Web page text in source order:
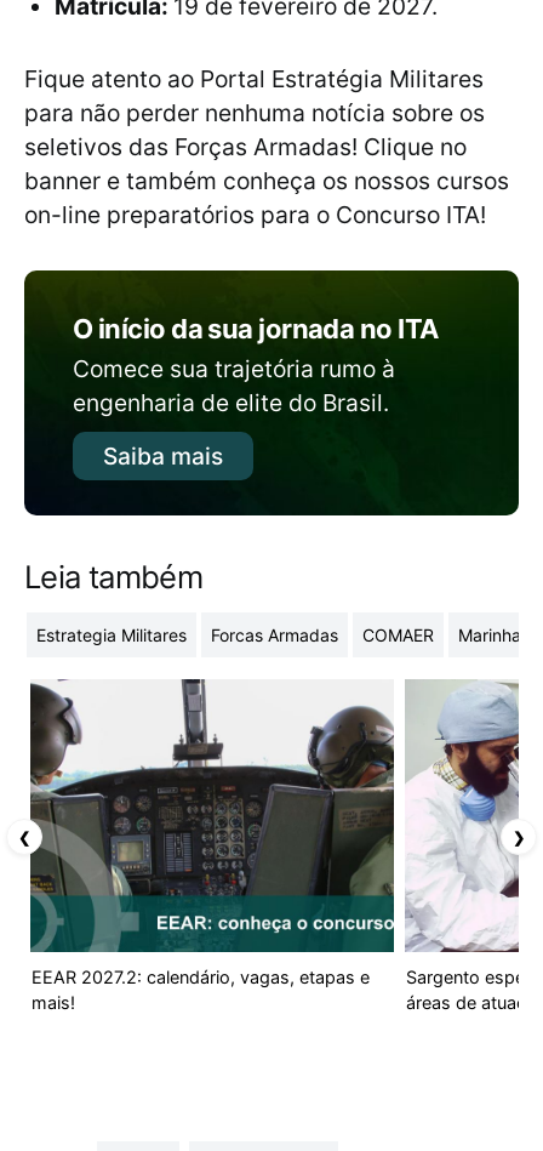
Matrícula: 19 de fevereiro de 2027.
Fique atento ao Portal Estratégia Militares
para não perder nenhuma notícia sobre os
seletivos das Forças Armadas! Clique no
banner e também conheça os nossos cursos
on-line preparatórios para o Concurso ITA!
O início da sua jornada no ITA
Comece sua trajetória rumo à
engenharia de elite do Brasil.
Saiba mais
Leia também
Estrategia Militares Forcas Armadas COMAER Marinha
EEAR 2027.2: calendário, vagas, etapas e
mais!
Sargento
áreas de
❮ ❯